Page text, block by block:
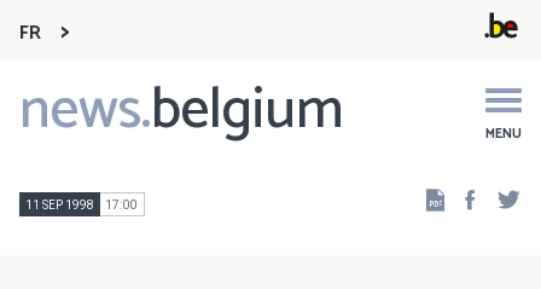
FR
news.belgium MENU
Main
navigation
11 SEP 1998 17:00